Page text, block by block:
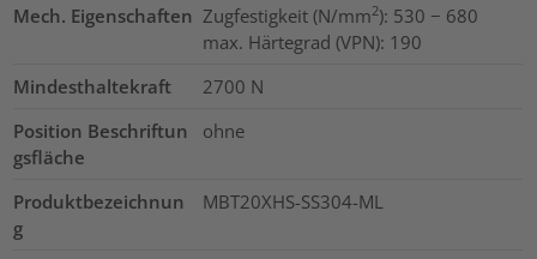
Mech. Eigenschaften Zugfestigkeit (N/mm2): 530 − 680
max. Härtegrad (VPN): 190
Mindesthaltekraft
2700 N
Position Beschriftun
gsfläche
ohne
Produktbezeichnun
g
MBT20XHS-SS304-ML